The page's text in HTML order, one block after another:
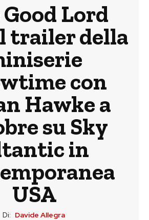
Lord
trailer della
con
Hawke a
su Sky
in
USA
Di: Davide Allegra